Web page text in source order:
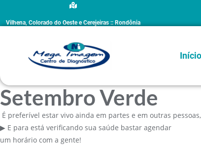
Vilhena, Colorado do Oeste e Cerejeiras :: Rondônia
Início
Setembro Verde
É preferível estar vivo ainda em partes e em outras
▶ E para está verificando sua saúde bastar agendar
um horário com a gente!